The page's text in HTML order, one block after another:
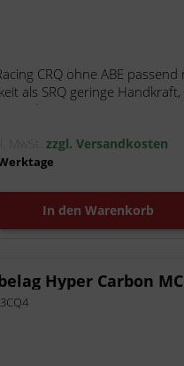
CRQ ohne ABE
als SRQ geringe
Belag -...
MwSt.zzgl. Versandkosten
In den Warenkorb
Hyper Carbon